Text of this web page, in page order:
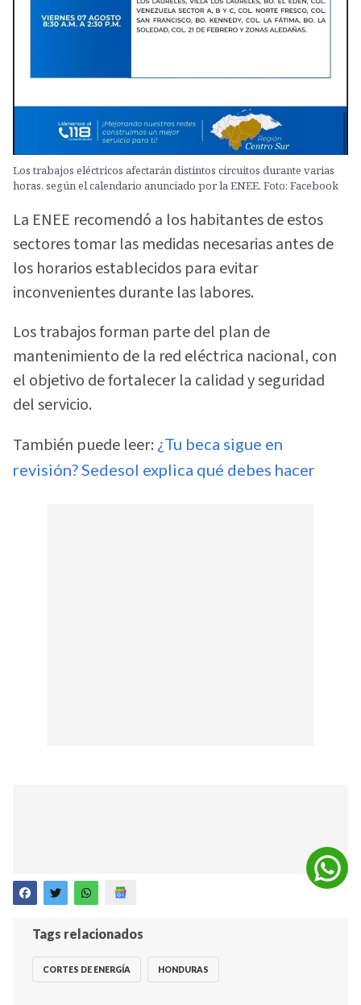
Los trabajos eléctricos afectarán distintos circuitos durante varias
horas, según el calendario anunciado por la ENEE. Foto: Facebook
La ENEE recomendó a los habitantes de estos
sectores tomar las medidas necesarias antes de
los horarios establecidos para evitar
inconvenientes durante las labores.
Los trabajos forman parte del plan de
mantenimiento de la red eléctrica nacional, con
el objetivo de fortalecer la calidad y seguridad
del servicio.
También puede leer: ¿Tu beca sigue en
revisión? Sedesol explica qué debes hacer
Tags relacionados
CORTES DE ENERGÍA HONDURAS